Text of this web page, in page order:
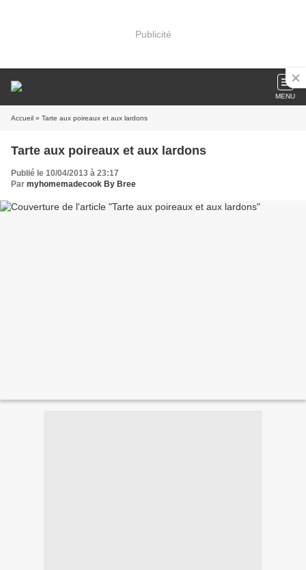
Publicité
MENU
Accueil » Tarte aux poireaux et aux lardons
Tarte aux poireaux et aux lardons
Publié le 10/04/2013 à 23:17
Par myhomemadecook By Bree